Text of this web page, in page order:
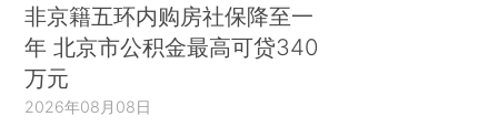
非京籍五环内购房社保降至一
年 北京市公积金最高可贷340
万元
2026年08月08日